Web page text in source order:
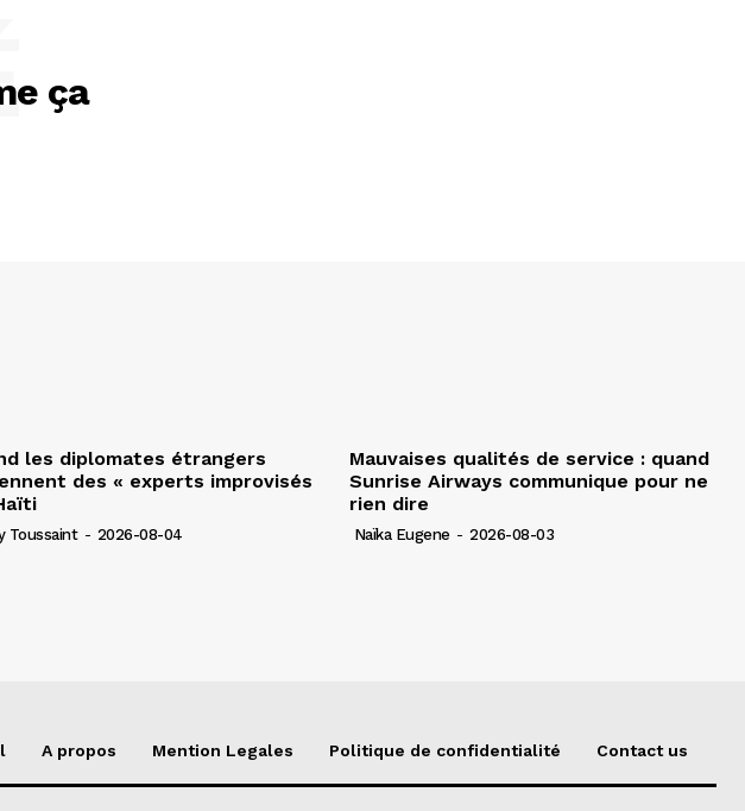
ça
les diplomates étrangers
des « experts improvisés
Toussaint - 2026-08-04
Mauvaises qualités de service : quand
Sunrise Airways communique pour ne
rien dire
Naïka Eugene - 2026-08-03
A propos Mention Legales Politique de confidentialité Contact us